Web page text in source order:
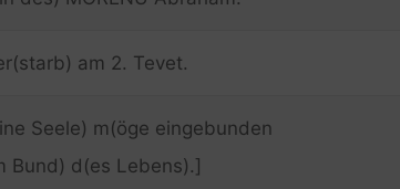
am 2. Tevet.
Seele) m(öge eingebunden
Bund) d(es Lebens).]